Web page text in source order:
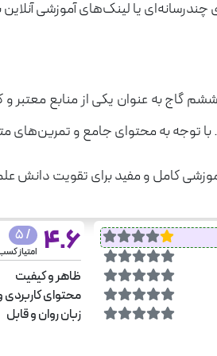
یا لینک‌های آموزشی آنلاین
گاج به عنوان یکی از منابع
توجه به محتوای جامع و تمرین‌های
کامل و مفید برای تقویت دانش
4.6
/ 5
امتیاز
ظاهر و کیفیت
محتوای کاربردی
زبان روان و قابل